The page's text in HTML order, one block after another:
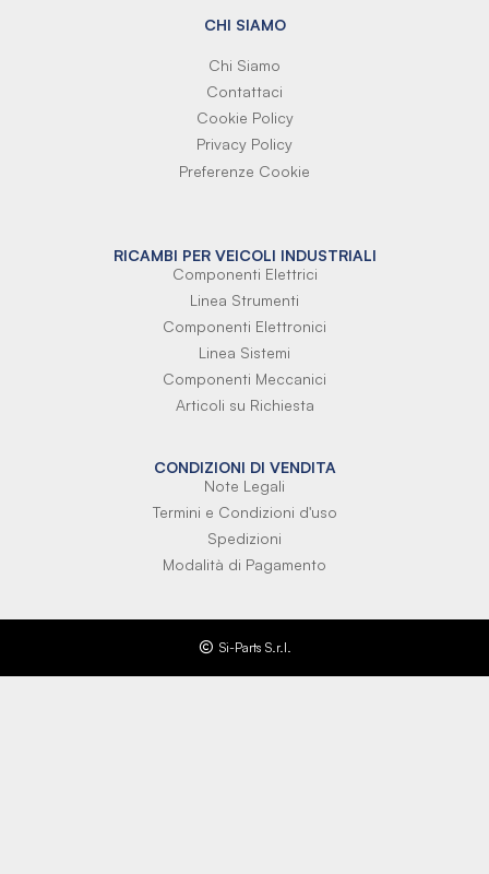
CHI SIAMO
Chi Siamo
Contattaci
Cookie Policy
Privacy Policy
Preferenze Cookie
RICAMBI PER VEICOLI INDUSTRIALI
Componenti Elettrici
Linea Strumenti
Componenti Elettronici
Linea Sistemi
Componenti Meccanici
Articoli su Richiesta
CONDIZIONI DI VENDITA
Note Legali
Termini e Condizioni d'uso
Spedizioni
Modalità di Pagamento
Si-Parts S.r.l.